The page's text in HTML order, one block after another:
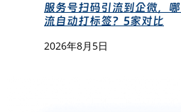
服务号扫码引流到企微，
流自动打标签？5家对比
2026年8月5日